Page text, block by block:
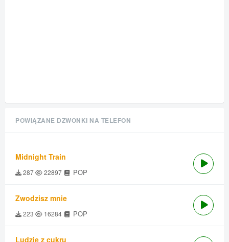
POWIĄZANE DZWONKI NA TELEFON
Midnight Train
287 22897 POP
Zwodzisz mnie
223 16284 POP
Ludzie z cukru